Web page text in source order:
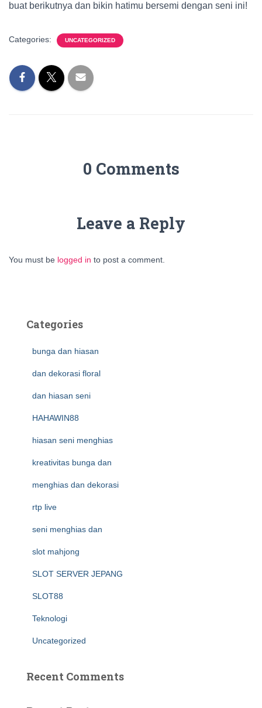
buat berikutnya dan bikin hatimu bersemi dengan seni ini!
Categories: UNCATEGORIZED
0 Comments
Leave a Reply
You must be logged in to post a comment.
Categories
bunga dan hiasan
dan dekorasi floral
dan hiasan seni
HAHAWIN88
hiasan seni menghias
kreativitas bunga dan
menghias dan dekorasi
rtp live
seni menghias dan
slot mahjong
SLOT SERVER JEPANG
SLOT88
Teknologi
Uncategorized
Recent Comments